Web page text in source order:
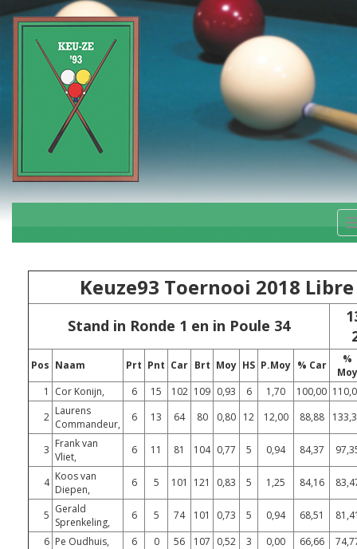
Keuze93 Toernooi 2018 Libre
Stand in Ronde 1 en in Poule 34
Pos Naam Prt Pnt Car Brt Moy HS P.Moy % Car
%
Moy
1
Cor Konijn, 6 15 102 109 0,93 6 1,70 100,00
2 Laurens
Commandeur,
6 13 64 80 0,80 12 12,00 88,88
3 Frank van
Vliet,
6 11 81 104 0,77 5 0,94 84,37
4 Koos van
Diepen,
6 5 101 121 0,83 5 1,25 84,16
5 Gerald
Sprenkeling,
6 5 74 101 0,73 5 0,94 68,51
6 Pe Oudhuis, 6 0 56 107 0,52 3 0,00 66,66